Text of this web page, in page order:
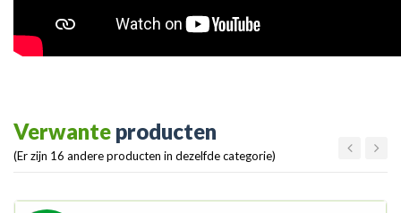
Verwante producten
(Er zijn 16 andere producten in dezelfde categorie)